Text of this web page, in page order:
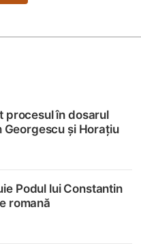
procesul în dosarul
Georgescu și Horațiu
Podul lui Constantin
romană